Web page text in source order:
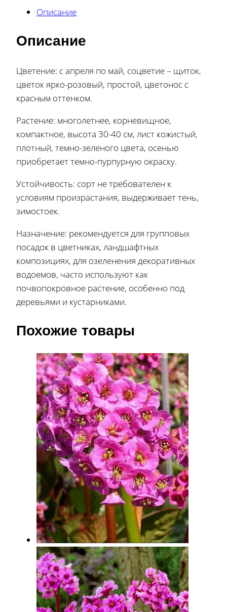
Описание
Описание
Цветение: с апреля по май, соцветие – щиток,
цветок ярко-розовый, простой, цветонос с
красным оттенком.
Растение: многолетнее, корневищное,
компактное, высота 30-40 см, лист кожистый,
плотный, темно-зеленого цвета, осенью
приобретает темно-пурпурную окраску.
Устойчивость: сорт не требователен к
условиям произрастания, выдерживает тень,
зимостоек.
Назначение: рекомендуется для групповых
посадок в цветниках, ландшафтных
композициях, для озеленения декоративных
водоемов, часто используют как
почвопокровное растение, особенно под
деревьями и кустарниками.
Похожие товары